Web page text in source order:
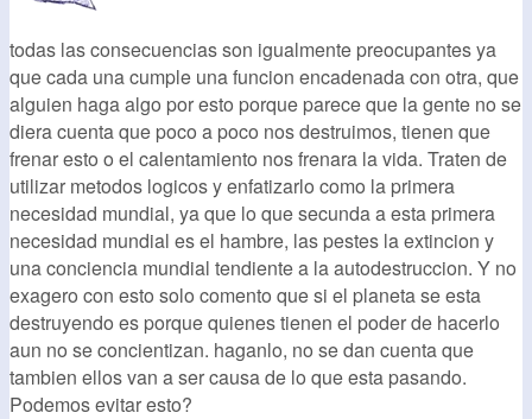
todas las consecuencias son igualmente preocupantes ya
que cada una cumple una funcion encadenada con otra, que
alguien haga algo por esto porque parece que la gente no se
diera cuenta que poco a poco nos destruimos, tienen que
frenar esto o el calentamiento nos frenara la vida. Traten de
utilizar metodos logicos y enfatizarlo como la primera
necesidad mundial, ya que lo que secunda a esta primera
necesidad mundial es el hambre, las pestes la extincion y
una conciencia mundial tendiente a la autodestruccion. Y no
exagero con esto solo comento que si el planeta se esta
destruyendo es porque quienes tienen el poder de hacerlo
aun no se concientizan. haganlo, no se dan cuenta que
tambien ellos van a ser causa de lo que esta pasando.
Podemos evitar esto?